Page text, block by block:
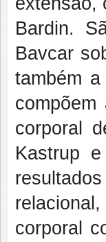
Bardin.
Bavcar
também
corporal
Kastrup
corporal